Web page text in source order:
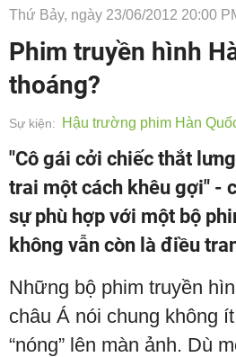
Thứ Bảy, ngày 23/06/2012 20:00
Phim truyền hình
thoáng?
Sự kiện: Hậu trường phim Hàn
"Cô gái cởi chiếc thắt
trai một cách khêu gợi" -
sự phù hợp với một bộ
không vẫn còn là điều
Những bộ phim truyền
châu Á nói chung không
“nóng” lên màn ảnh. Dù